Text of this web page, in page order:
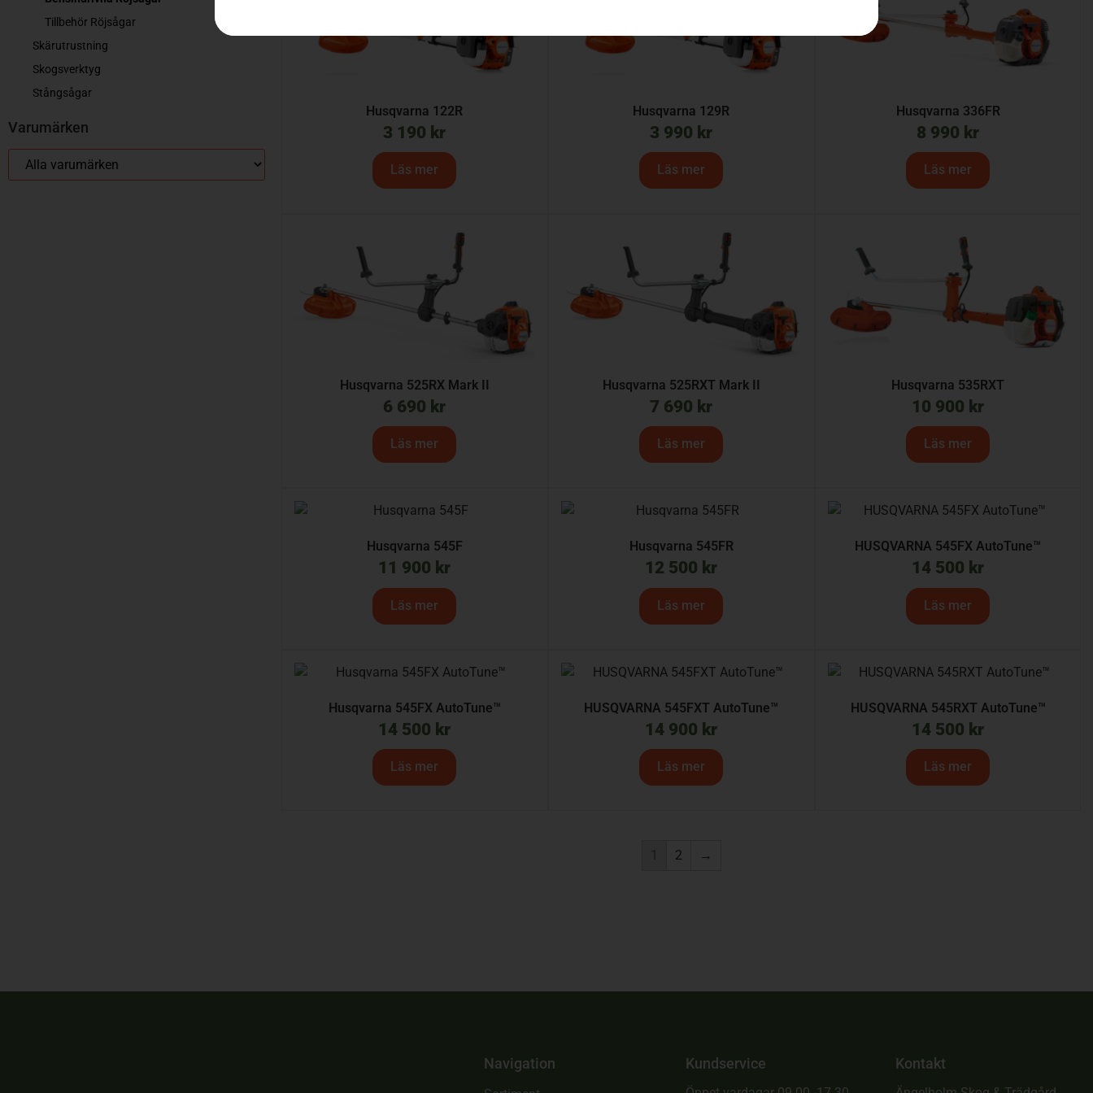
Tillbehör Röjsågar
Skärutrustning
Skogsverktyg
Stångsågar
Varumärken
Husqvarna 122R
3 190 kr
Läs mer
Husqvarna 129R
3 990 kr
Läs mer
Husqvarna 336FR
8 990 kr
Läs mer
Husqvarna 525RX Mark II
6 690 kr
Läs mer
Husqvarna 525RXT Mark II
7 690 kr
Läs mer
Husqvarna 535RXT
10 900 kr
Läs mer
Husqvarna 545F
11 900 kr
Läs mer
Husqvarna 545FR
12 500 kr
Läs mer
HUSQVARNA 545FX AutoTune™
14 500 kr
Läs mer
Husqvarna 545FX AutoTune™
14 500 kr
Läs mer
HUSQVARNA 545FXT AutoTune™
14 900 kr
Läs mer
HUSQVARNA 545RXT AutoTune™
14 500 kr
Läs mer
1 2 →
Navigation Kundservice Kontakt